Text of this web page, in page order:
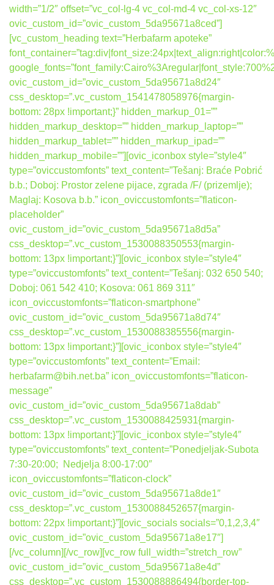
width=”1/2″ offset=”vc_col-lg-4 vc_col-md-4 vc_col-xs-12″
ovic_custom_id=”ovic_custom_5da95671a8ced”]
[vc_custom_heading text=”Herbafarm apoteke”
ovic_custom_id=”ovic_custom_5da95671a8d24″
css_desktop=”.vc_custom_1541478058976{margin-
bottom: 28px !important;}” hidden_markup_01=””
hidden_markup_desktop=”” hidden_markup_laptop=””
hidden_markup_tablet=”” hidden_markup_ipad=””
hidden_markup_mobile=””][ovic_iconbox style=”style4″
type=”oviccustomfonts” text_content=”Tešanj: Braće Pobrić
b.b.; Doboj: Prostor zelene pijace, zgrada /F/ (prizemlje);
Maglaj: Kosova b.b.” icon_oviccustomfonts=”flaticon-
placeholder”
ovic_custom_id=”ovic_custom_5da95671a8d5a”
css_desktop=”.vc_custom_1530088350553{margin-
bottom: 13px !important;}”][ovic_iconbox style=”style4″
type=”oviccustomfonts” text_content=”Tešanj: 032 650 540;
Doboj: 061 542 410; Kosova: 061 869 311″
icon_oviccustomfonts=”flaticon-smartphone”
ovic_custom_id=”ovic_custom_5da95671a8d74″
css_desktop=”.vc_custom_1530088385556{margin-
bottom: 13px !important;}”][ovic_iconbox style=”style4″
type=”oviccustomfonts” text_content=”Email:
herbafarm@bih.net.ba” icon_oviccustomfonts=”flaticon-
message”
ovic_custom_id=”ovic_custom_5da95671a8dab”
css_desktop=”.vc_custom_1530088425931{margin-
bottom: 13px !important;}”][ovic_iconbox style=”style4″
type=”oviccustomfonts” text_content=”Ponedjeljak-Subota
7:30-20:00; Nedjelja 8:00-17:00″
icon_oviccustomfonts=”flaticon-clock”
ovic_custom_id=”ovic_custom_5da95671a8de1″
css_desktop=”.vc_custom_1530088452657{margin-
bottom: 22px !important;}”][ovic_socials socials=”0,1,2,3,4″
ovic_custom_id=”ovic_custom_5da95671a8e17″]
[/vc_column][/vc_row][vc_row full_width=”stretch_row”
ovic_custom_id=”ovic_custom_5da95671a8e4d”
css_desktop=”.vc_custom_1530088886494{border-top-